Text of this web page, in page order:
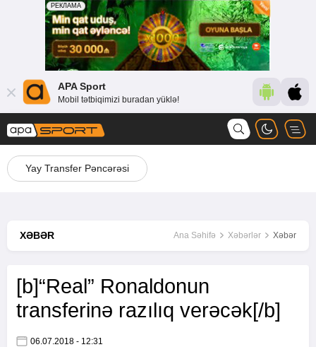
APA Sport
Mobil tətbiqimizi buradan yüklə!
Yay Transfer Pəncərəsi
XƏBƏR Ana Səhifə Xəbərlər Xəbər
[b]“Real” Ronaldonun
transferinə razılıq verəcək[/b]
06.07.2018 - 12:31